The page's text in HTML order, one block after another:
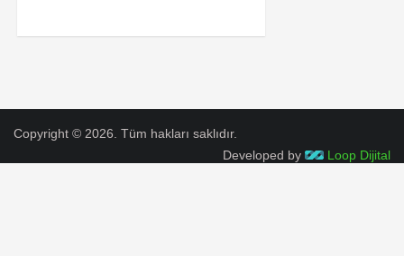
Copyright © 2026. Tüm hakları saklıdır.
Developed by
Loop Dijital